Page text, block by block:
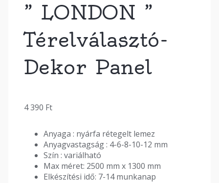
” LONDON ”
Térelválasztó-
Dekor Panel
4 390 Ft
Anyaga : nyárfa rétegelt lemez
Anyagvastagság : 4-6-8-10-12 mm
Szín : variálható
Max méret: 2500 mm x 1300 mm
Elkészítési idő: 7-14 munkanap